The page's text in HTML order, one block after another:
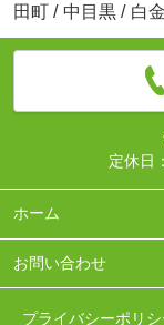
田町 / 中目黒 / 白
定休日：
ホーム
お問い合わせ
プライバシーポリシ